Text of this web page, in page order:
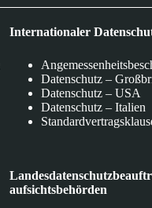
Internationaler
Datenschutz –
Datenschutz – USA
Datenschutz – Italien
aufsichtsbehörden